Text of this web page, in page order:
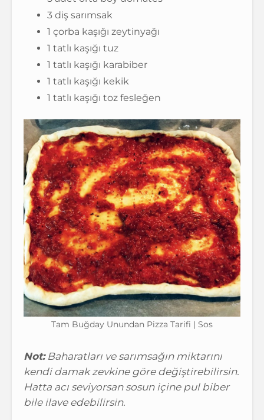
3 diş sarımsak
1 çorba kaşığı zeytinyağı
1 tatlı kaşığı tuz
1 tatlı kaşığı karabiber
1 tatlı kaşığı kekik
1 tatlı kaşığı toz fesleğen
Tam Buğday Unundan Pizza Tarifi | Sos
Not:Baharatları ve sarımsağın miktarını
kendi damak zevkine göre değiştirebilirsin.
Hatta acı seviyorsan sosun içine pul biber
bile ilave edebilirsin.